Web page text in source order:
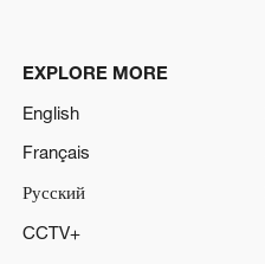
EXPLORE MORE
English
Français
Русский
CCTV+